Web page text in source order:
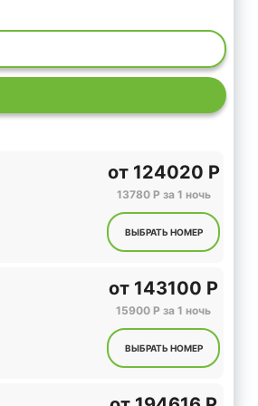
от124020 Р
13780 Р за 1 ночь
ВЫБРАТЬ НОМЕР
от 143100 Р
15900 Р за 1 ночь
ВЫБРАТЬ НОМЕР